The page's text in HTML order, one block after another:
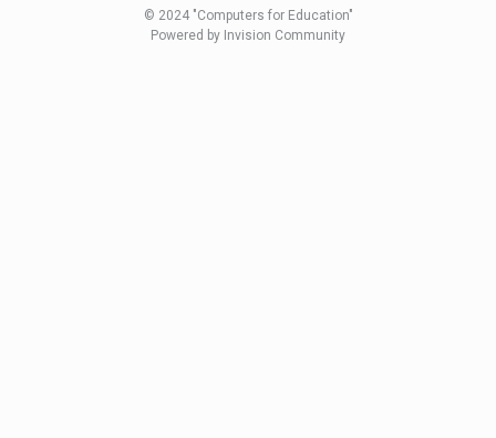
© 2024 "Computers for Education"
Powered by Invision Community